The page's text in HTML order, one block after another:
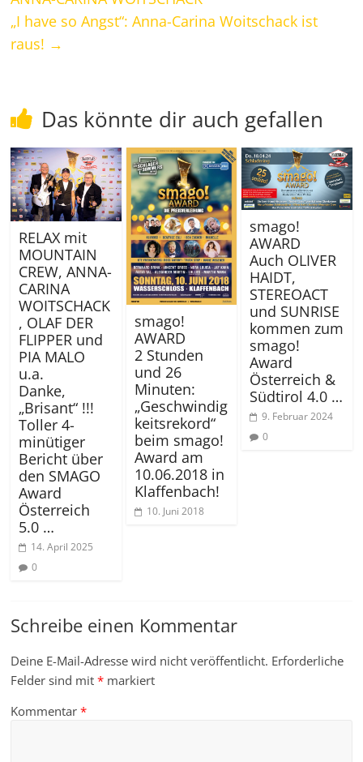
„I have so Angst“: Anna-Carina Woitschack ist
raus! →
Das könnte dir auch gefallen
RELAX mit
MOUNTAIN
CREW, ANNA-
CARINA
WOITSCHACK
, OLAF DER
FLIPPER und
PIA MALO
u.a.
Danke,
„Brisant“ !!!
Toller 4-
minütiger
Bericht über
den SMAGO
Award
Österreich
5.0 …
14. April 2025
0
smago!
AWARD
2 Stunden
und 26
Minuten:
„Geschwindig
keitsrekord“
beim smago!
Award am
10.06.2018 in
Klaffenbach!
10. Juni 2018
smago!
AWARD
Auch OLIVER
HAIDT,
STEREOACT
und SUNRISE
kommen zum
smago!
Award
Österreich &
Südtirol 4.0 …
9. Februar 2024
0
Schreibe einen Kommentar
Deine E-Mail-Adresse wird nicht veröffentlicht. Erforderliche
Felder sind mit* markiert
Kommentar*